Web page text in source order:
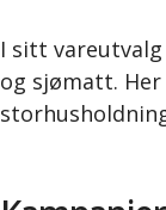
I sitt
og sjømatt.